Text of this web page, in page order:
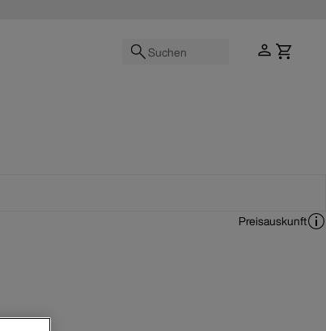
Suchen
Preisauskunft